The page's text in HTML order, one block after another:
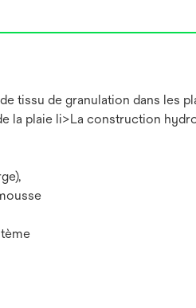
tissu de granulation dans les
la plaie li>La construction